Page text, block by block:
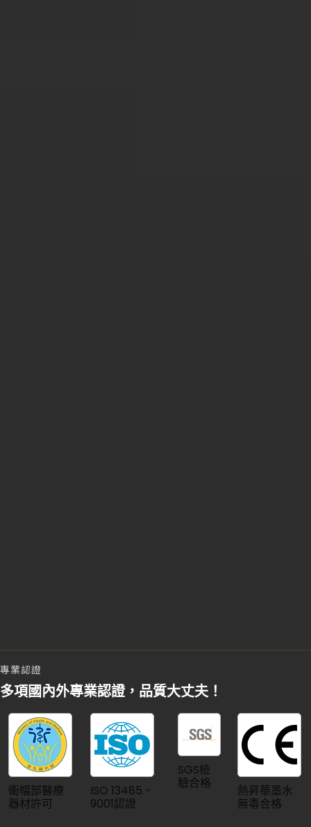
專業認證
多項國內外專業認證，品質大丈夫！
衛幅部醫療
器材許可
ISO 13485、
9001認證
SGS檢
驗合格
熱昇華墨水
無毒合格